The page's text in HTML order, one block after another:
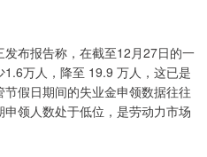
布报告称，在截至12月27日的一
万人，降至 19.9 万人，这已是
假日期间的失业金申领数据往往
领人数处于低位，是劳动力市场